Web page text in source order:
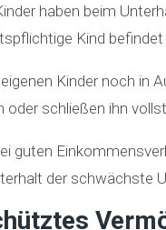
haben beim
Kind befindet
Kinder noch in
oder schließen ihn
guten
der schwächste